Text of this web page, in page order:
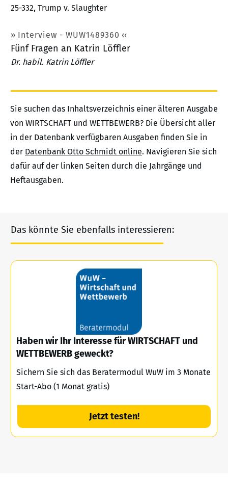
25-332, Trump v. Slaughter
Interview - WUW1489360
Fünf Fragen an Katrin Löffler
Dr. habil. Katrin Löffler
Sie suchen das Inhaltsverzeichnis einer älteren Ausgabe
von WIRTSCHAFT und WETTBEWERB? Die Übersicht aller
in der Datenbank verfügbaren Ausgaben finden Sie in
der Datenbank Otto Schmidt online. Navigieren Sie sich
dafür auf der linken Seiten durch die Jahrgänge und
Heftausgaben.
Das könnte Sie ebenfalls interessieren:
Haben wir Ihr Interesse für WIRTSCHAFT und
WETTBEWERB geweckt?
Sichern Sie sich das Beratermodul WuW im 3 Monate
Start-Abo (1 Monat gratis)
Jetzt testen!